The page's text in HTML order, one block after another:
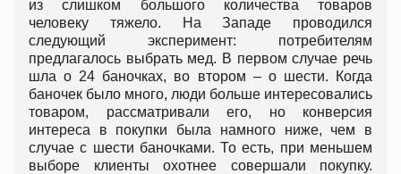
из слишком большого количества товаров
человеку тяжело. На Западе проводился
следующий эксперимент: потребителям
предлагалось выбрать мед. В первом случае речь
шла о 24 баночках, во втором – о шести. Когда
баночек было много, люди больше интересовались
товаром, рассматривали его, но конверсия
интереса в покупки была намного ниже, чем в
случае с шести баночками. То есть, при меньшем
выборе клиенты охотнее совершали покупку.